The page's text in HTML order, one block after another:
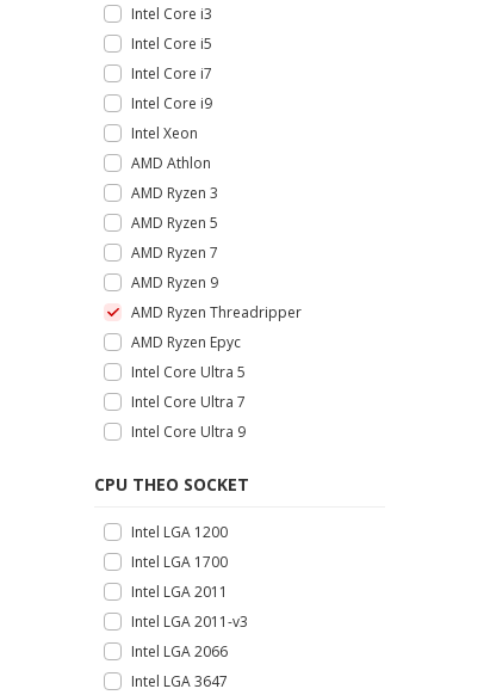
Intel Core i3
Intel Core i5
Intel Core i7
Intel Core i9
Intel Xeon
AMD Athlon
AMD Ryzen 3
AMD Ryzen 5
AMD Ryzen 7
AMD Ryzen 9
AMD Ryzen Threadripper
AMD Ryzen Epyc
Intel Core Ultra 5
Intel Core Ultra 7
Intel Core Ultra 9
CPU THEO SOCKET
Intel LGA 1200
Intel LGA 1700
Intel LGA 2011
Intel LGA 2011-v3
Intel LGA 2066
Intel LGA 3647